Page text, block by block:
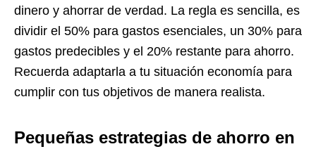
dinero y ahorrar de verdad. La regla es sencilla, es
dividir el 50% para gastos esenciales, un 30% para
gastos predecibles y el 20% restante para ahorro.
Recuerda adaptarla a tu situación economía para
cumplir con tus objetivos de manera realista.
Pequeñas estrategias de ahorro en